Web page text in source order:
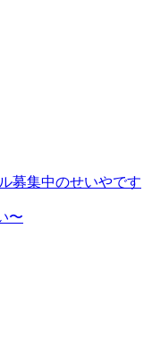
募集中のせいやです
〜